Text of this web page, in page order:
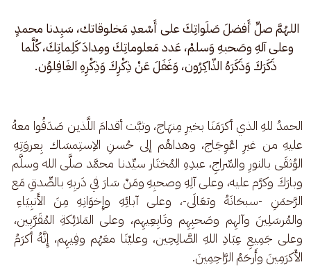
اللهُمَّ صلِّ أَفضلَ صَلَواتِكَ على أَسْعدِ مَخلوقاتك، سَيِدنا محمدٍ
وعلى آلهِ وصَحبهِ وَسلمْ، عَدد مَعلوماتِكَ ومِدادَ كَلِماتِكَ، كُلَّما
ذَكَرَكَ وَذَكَرَهُ الذّاكِرُون، وَغَفَلَ عَنْ ذِكْرِكَ وَذِكْرِهِ الغَافِلوُن.
الحمدُ للهِ الذي أكرَمَنَا بخيرِ مِنهَاج، وثبَّت أقدامَ اللَّذين صَدَقُوا معهُ
عليهِ من غيرِ اعْوِجَاج، وهداهُم إلى حُسنِ الاِستِمسَاك بِعروَتِهِ
الوُثقَى بالنورِ والسِّراجِ، عبدِهِ المُختَار سيِّدنا محمَّد صلَّى الله وسلَّم
وبارَكَ وكرَّم عليه، وعلى آلِهِ وصحبِهِ ومَنْ سَارَ في دَربِهِ بالصِّدقِ مَع
الرَّحمَنِ -سبحَانَهُ وتعَالَى-، وعلى آبائِهِ وإِخوَانِهِ مِنَ الأَنبِيَاءِ
والمُرسَلِينَ وآلهِم وصَحبِهِم وتَابِعِيهِم، وعلى المَلائِكةِ المُقَرَّبِين،
وعلى جَمِيعِ عِبَادِ اللهِ الصَّالِحِين، وعليْنَا معَهُم وفِيهِم، إِنَّهُ أكرَمُ
الأَكرَمِينَ وأَرحَمُ الرَّاحِمِينَ.